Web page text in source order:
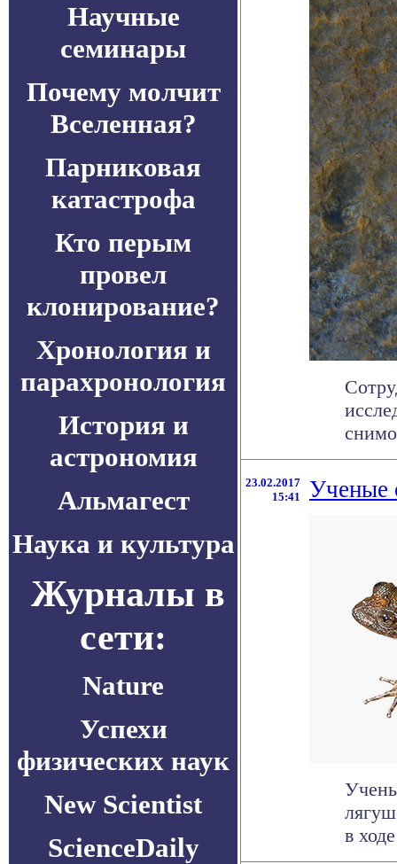
Научные
семинары
Почему молчит
Вселенная?
Парниковая
катастрофа
Кто перым
провел
клонирование?
Хронология и
парахронология
История и
астрономия
Альмагест
Наука и культура
Журналы в
сети:
Nature
Успехи
физических наук
New Scientist
ScienceDaily
23.02.2017
15:41
Ученые
в